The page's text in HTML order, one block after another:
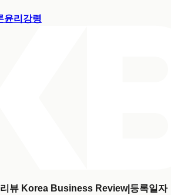
윤리강령
뷰 Korea Business Review| 등록일자